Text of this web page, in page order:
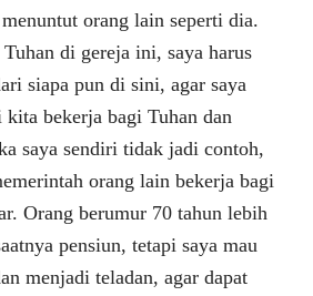
orang lain seperti dia.
Tuhan di gereja ini, saya harus
siapa pun di sini, agar saya
bekerja bagi Tuhan dan
saya sendiri tidak jadi contoh,
orang lain bekerja bagi
Orang berumur 70 tahun lebih
pensiun, tetapi saya mau
menjadi teladan, agar dapat